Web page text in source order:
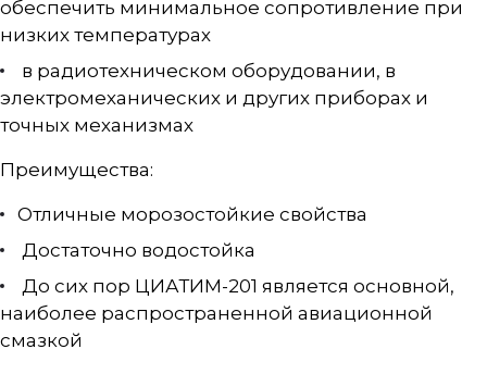
обеспечить минимальное сопротивление при
низких температурах
в радиотехническом оборудовании, в
электромеханических и других приборах и
точных механизмах
Преимущества:
Отличные морозостойкие свойства
Достаточно водостойка
До сих пор ЦИАТИМ-201 является основной,
наиболее распространенной авиационной
смазкой